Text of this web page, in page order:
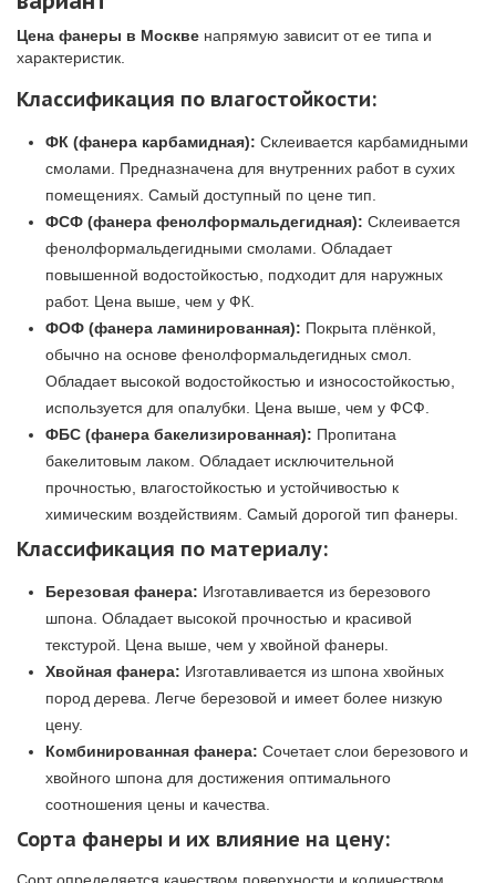
Цена фанеры в Москве напрямую зависит от ее типа и
характеристик.
Классификация по влагостойкости:
ФК (фанера карбамидная): Склеивается карбамидными
смолами. Предназначена для внутренних работ в сухих
помещениях. Самый доступный по цене тип.
ФСФ (фанера фенолформальдегидная): Склеивается
фенолформальдегидными смолами. Обладает
повышенной водостойкостью, подходит для наружных
работ. Цена выше, чем у ФК.
ФОФ (фанера ламинированная): Покрыта плёнкой,
обычно на основе фенолформальдегидных смол.
Обладает высокой водостойкостью и износостойкостью,
используется для опалубки. Цена выше, чем у ФСФ.
ФБС (фанера бакелизированная): Пропитана
бакелитовым лаком. Обладает исключительной
прочностью, влагостойкостью и устойчивостью к
химическим воздействиям. Самый дорогой тип фанеры.
Классификация по материалу:
Березовая фанера: Изготавливается из березового
шпона. Обладает высокой прочностью и красивой
текстурой. Цена выше, чем у хвойной фанеры.
Хвойная фанера: Изготавливается из шпона хвойных
пород дерева. Легче березовой и имеет более низкую
цену.
Комбинированная фанера: Сочетает слои березового и
хвойного шпона для достижения оптимального
соотношения цены и качества.
Сорта фанеры и их влияние на цену: